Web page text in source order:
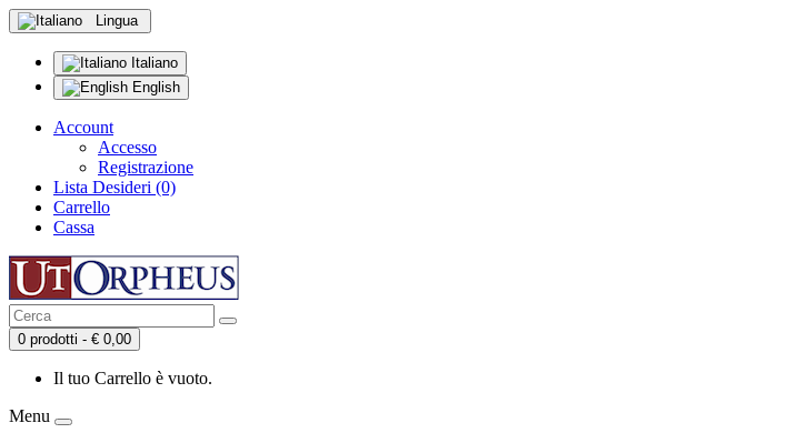
Lingua
Italiano
English
Account
Accesso
Registrazione
Lista Desideri (0)
Carrello
Cassa
0 prodotti - € 0,00
Il tuo Carrello è vuoto.
Menu